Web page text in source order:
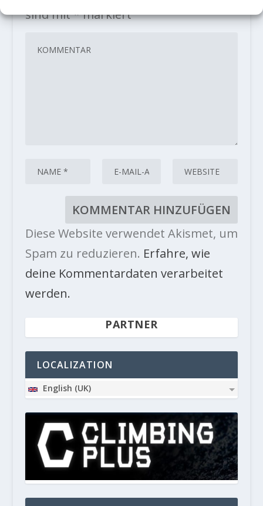
sind mit*markiert
Diese Website verwendet Akismet, um
Spam zu reduzieren. Erfahre, wie
deine Kommentardaten verarbeitet
werden.
PARTNER
LOCALIZATION
English (UK)